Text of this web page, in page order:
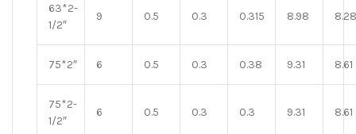
63*2-
1/2″
9 0.5 0.3 0.315 8.98 8.28
75*2″ 6 0.5 0.3 0.38 9.31 8.61
75*2-
1/2″
6 0.5 0.3 0.3 9.31 8.61